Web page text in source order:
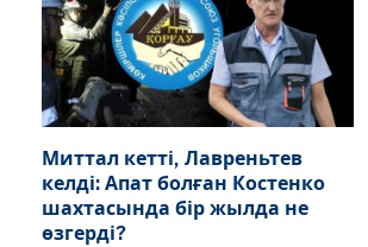
Миттал кетті, Лавреньтев
келді: Апат болған Костенко
шахтасында бір жылда не
өзгерді?